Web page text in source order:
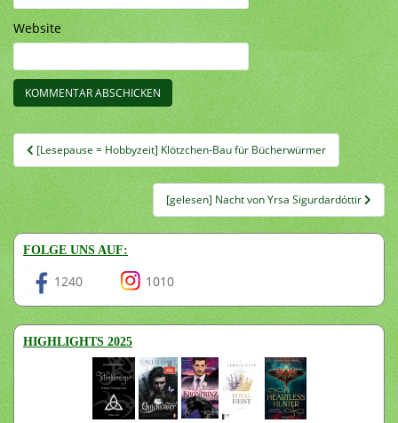
Website
Beitragsnavigation
[Lesepause = Hobbyzeit] Klötzchen-Bau für Bücherwürmer
[gelesen] Nacht von Yrsa Sigurdardóttir
FOLGE UNS AUF:
1240 1010
HIGHLIGHTS 2025